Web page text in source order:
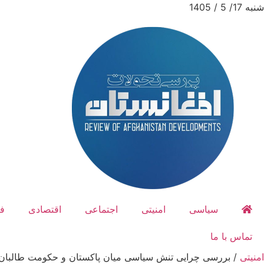
شنبه 17/ 5 / 1405
سیاسی امنیتی اجتماعی اقتصادی
تماس با ما
امنیتی / بررسی چرایی تنش سیاسی میان پاکستان و حکومت